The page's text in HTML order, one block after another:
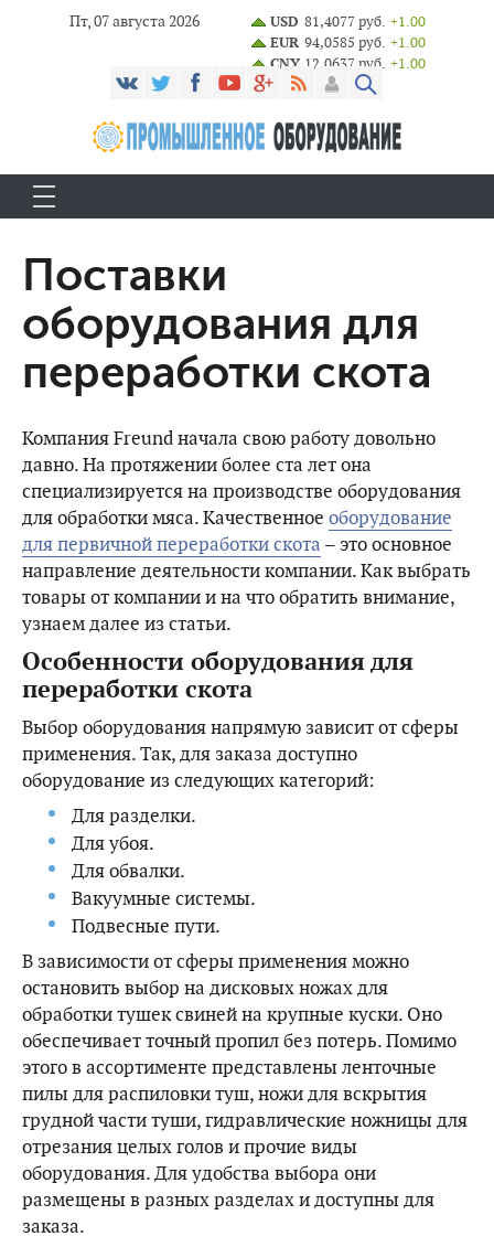
Пт, 07 августа 2026 USD 81,4077 руб. +1.00
EUR 94,0585 руб. +1.00
CNY 12,0637 руб. +1.00
Поставки
оборудования для
переработки скота
Компания Freund начала свою работу довольно
давно. На протяжении более ста лет она
специализируется на производстве оборудования
для обработки мяса. Качественное оборудование
для первичной переработки скота – это основное
направление деятельности компании. Как выбрать
товары от компании и на что обратить внимание,
узнаем далее из статьи.
Особенности оборудования для
переработки скота
Выбор оборудования напрямую зависит от сферы
применения. Так, для заказа доступно
оборудование из следующих категорий:
Для разделки.
Для убоя.
Для обвалки.
Вакуумные системы.
Подвесные пути.
В зависимости от сферы применения можно
остановить выбор на дисковых ножах для
обработки тушек свиней на крупные куски. Оно
обеспечивает точный пропил без потерь. Помимо
этого в ассортименте представлены ленточные
пилы для распиловки туш, ножи для вскрытия
грудной части туши, гидравлические ножницы для
отрезания целых голов и прочие виды
оборудования. Для удобства выбора они
размещены в разных разделах и доступны для
заказа.